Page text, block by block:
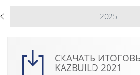
2025
СКАЧАТЬ
KAZBUILD 2021